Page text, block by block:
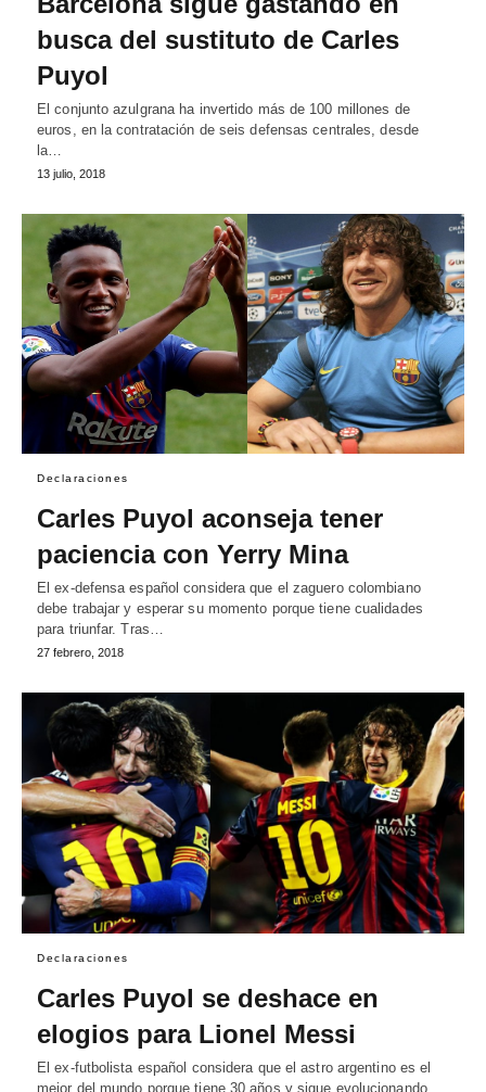
busca del sustituto de Carles
Puyol
El conjunto azulgrana ha invertido más de 100 millones de
euros, en la contratación de seis defensas centrales, desde
la…
13 julio, 2018
Declaraciones
Carles Puyol aconseja tener
paciencia con Yerry Mina
El ex-defensa español considera que el zaguero colombiano
debe trabajar y esperar su momento porque tiene cualidades
para triunfar. Tras…
27 febrero, 2018
Declaraciones
Carles Puyol se deshace en
elogios para Lionel Messi
El ex-futbolista español considera que el astro argentino es el
mejor del mundo porque tiene 30 años y sigue evolucionando.…